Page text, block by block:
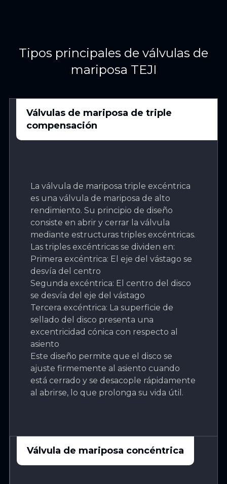
Tipos principales de válvulas de
mariposa TEJI
Válvulas de mariposa de triple
compensación
La válvula de mariposa triple excéntrica
es una válvula de mariposa de alto
rendimiento. Su principio de diseño
consiste en abrir y cerrar la válvula
mediante estructuras triples excéntricas.
Las triples excéntricas se dividen en:
Primera excéntrica: El eje del vástago se
desvía del centro
Segunda excéntrica: El centro del disco
se desvía del eje del vástago
Tercera excéntrica: La superficie de
sellado del disco presenta una
excentricidad cónica con respecto al
asiento
Este diseño permite que el disco se
ajuste firmemente al asiento cuando
está cerrado y se desacople rápidamente
al abrirse, lo que prolonga su vida útil.
Válvula de mariposa concéntrica